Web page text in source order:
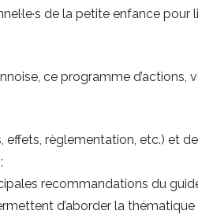
de la petite enfance pour
ce programme
règlementation, etc.) et
recommandations du
d’aborder la